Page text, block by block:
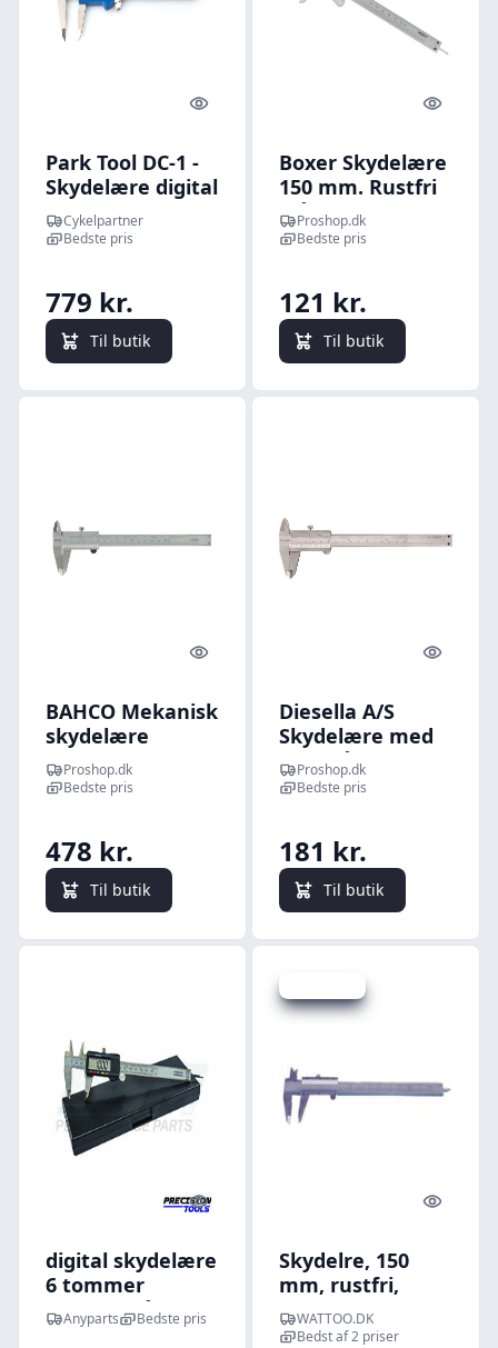
Quick look
Park Tool DC-1 -
Skydelære digital
Cykelpartner
Bedste pris
779 kr.
Til butik
Quick
Boxer Skydelære
150 mm. Rustfri
stålProshop.dk
Bedste pris
121 kr.
Til butik
Quick look
BAHCO Mekanisk
skydelære
150mm
Proshop.dk
Bedste pris
478 kr.
Til butik
Quick
Diesella A/S
Skydelære med
skruelås 0-100 x
0,05 mm og
Proshop.dk
Bedste pris
181 kr.
Til butik
Quick look
digital skydelære
6 tommer
rustfrit stål med
sag - 996183
Anyparts Bedste pris
Quick
Skydelre, 150
mm, rustfri,
(3665 005)
WATTOO.DK
Bedst af 2 priser